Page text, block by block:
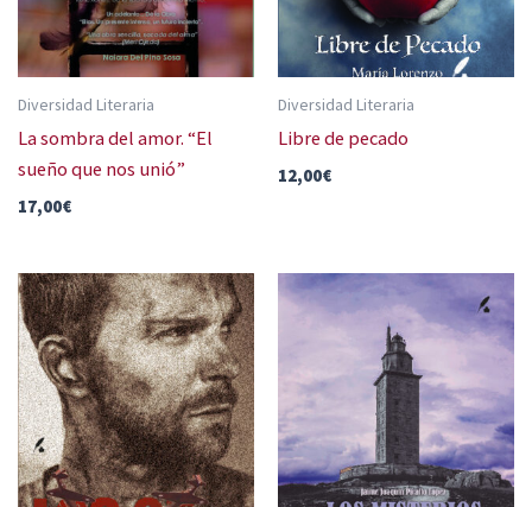
Diversidad Literaria
La sombra del amor. “El
sueño que nos unió”
17,00€
Diversidad Literaria
Libre de pecado
12,00€